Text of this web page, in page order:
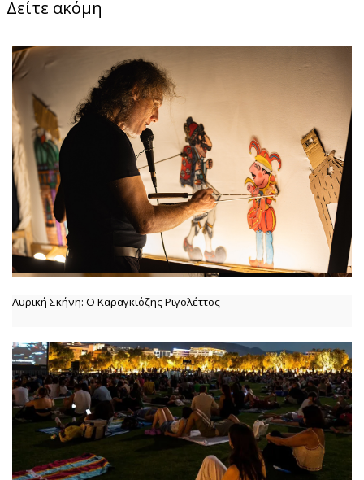
Δείτε ακόμη
Λυρική Σκήνη: Ο Καραγκιόζης Ριγολέττος